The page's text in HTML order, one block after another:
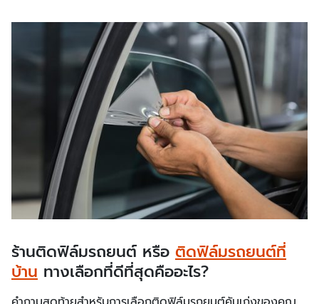
ร้านติดฟิล์มรถยนต์ หรือ ติดฟิล์มรถยนต์ที่
บ้าน ทางเลือกที่ดีที่สุดคืออะไร?